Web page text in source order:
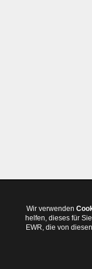
Wir verwenden
helfen, dieses für
EWR, die von